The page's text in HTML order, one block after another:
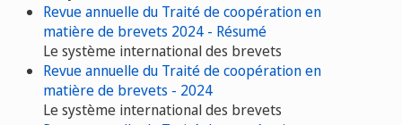
Revue annuelle du Traité de coopération en
matière de brevets 2024 - Résumé
Le système international des brevets
Revue annuelle du Traité de coopération en
matière de brevets - 2024
Le système international des brevets